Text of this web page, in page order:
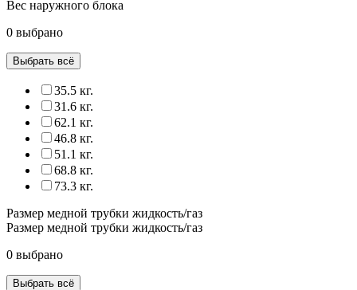
Вес наружного блока
0 выбрано
Выбрать всё
35.5 кг.
31.6 кг.
62.1 кг.
46.8 кг.
51.1 кг.
68.8 кг.
73.3 кг.
Размер медной трубки жидкость/газ
Размер медной трубки жидкость/газ
0 выбрано
Выбрать всё